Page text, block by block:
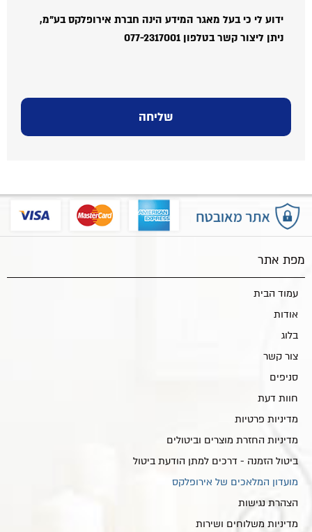
ידוע לי כי בעל מאגר המידע הינה חברת אירופלקס בע"מ,
ניתן ליצור קשר בטלפון 077-2317001
מפת אתר
עמוד הבית
אודות
בלוג
צור קשר
סניפים
חוות דעת
מדיניות פרטיות
מדיניות החזרת מוצרים וביטולים
ביטול הזמנה - דרכים למתן הודעת ביטול
מועדון המלאכים של אירופלקס
הצהרת נגישות
מדיניות משלוחים ושירות